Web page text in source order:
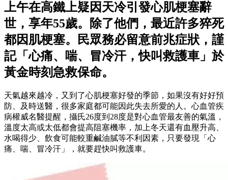
上午在高鐵上疑因天冷引發心肌梗塞辭
世，享年55歲。除了他們，最近許多猝死
都因肌梗塞。民眾務必留意前兆症狀，謹
記「心痛、喘、冒冷汗，快叫救護車」於
黃金時刻急救保命。
天氣越來越冷，又到了心肌梗塞好發的季節，如果沒有好好預
防、及時送醫，很多家庭都可能因此失去所愛的人。心血管疾
病權威名醫提醒，攝氏26度到28度是對心血管最友善的氣溫，
溫度太高或太低都會提高阻塞機率，加上冬天還有血壓升高、
水喝得少、飲食可能較重鹹油膩等不利因素，只要發現「心
痛、喘、冒冷汗」，就要趕快叫救護車。